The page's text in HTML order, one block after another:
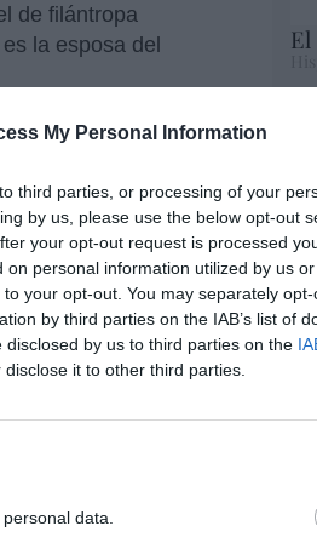
My Personal Information
third parties, or processing of your
by us, please use the below opt-out
your opt-out request is processed
personal information utilized by us
your opt-out. You may separately
by third parties on the IAB’s list of
by us to third parties on the
it to other third parties.
data.
de filántropa
la esposa del
ególatra. Por
él. Por
o perder
estaba preparada y,
los españoles.
en el negocio de
la 'cátedra' de
fantástica, señalan
su no archivo y envío
PSOE hubiese